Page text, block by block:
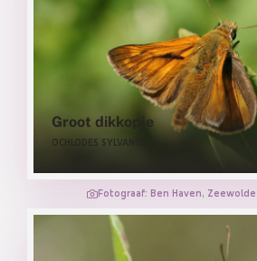
Groot dikkopje
OCHLODES SYLVANUS
Fotograaf: Ben Haven,